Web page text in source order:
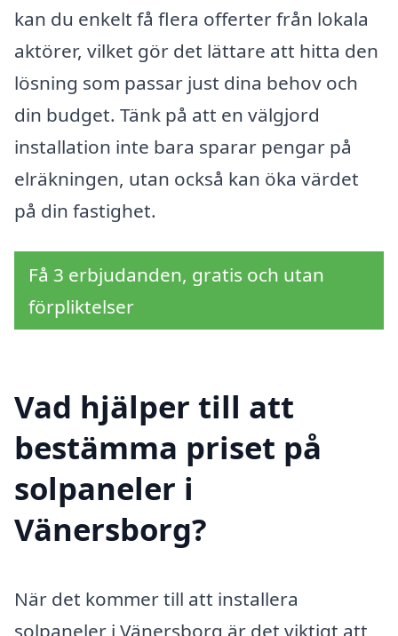
kan du enkelt få flera offerter från lokala
aktörer, vilket gör det lättare att hitta den
lösning som passar just dina behov och
din budget. Tänk på att en välgjord
installation inte bara sparar pengar på
elräkningen, utan också kan öka värdet
på din fastighet.
Få 3 erbjudanden, gratis och utan
förpliktelser
Vad hjälper till att
bestämma priset på
solpaneler i
Vänersborg?
När det kommer till att installera
solpaneler i Vänersborg är det viktigt att